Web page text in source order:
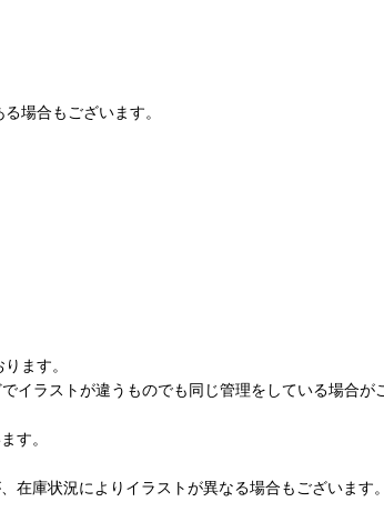
場合もございます。
ます。
ラストが違うものでも同じ管理をしている場合が
す。
庫状況によりイラストが異なる場合もございます。